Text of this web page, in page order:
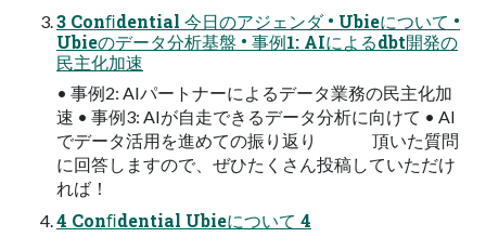
3 Conﬁdential 今日のアジェンダ • Ubieについて •
Ubieのデータ分析基盤 • 事例1: AIによるdbt開発の
民主化加速
• 事例2: AIパートナーによるデータ業務の民主化加
速 • 事例3: AIが自走できるデータ分析に向けて • AI
でデータ活用を進めての振り返り 頂いた質問
に回答しますので、ぜひたくさん投稿していただけ
れば！
4 Conﬁdential Ubieについて 4